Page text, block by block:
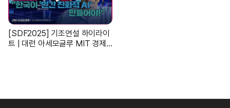
[SDF2025] 기조연설 하이라이
트 | 대런 아세모글루 MIT 경제